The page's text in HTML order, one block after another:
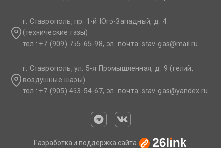
г. Ставрополь, пр. 1-й Юго-Западный, д. 4
(технические газы)
тел.: +7 (909) 755-65-98, эл. почта: stav-gas@mail.ru​
г. Ставрополь, ул. 5-я Промышленная, д. 9 (гелий,
воздушные шары)
тел.: +7 (905) 463-54-67, эл. почта: stav-gas@yandex.ru​
Разработка и поддержка сайта